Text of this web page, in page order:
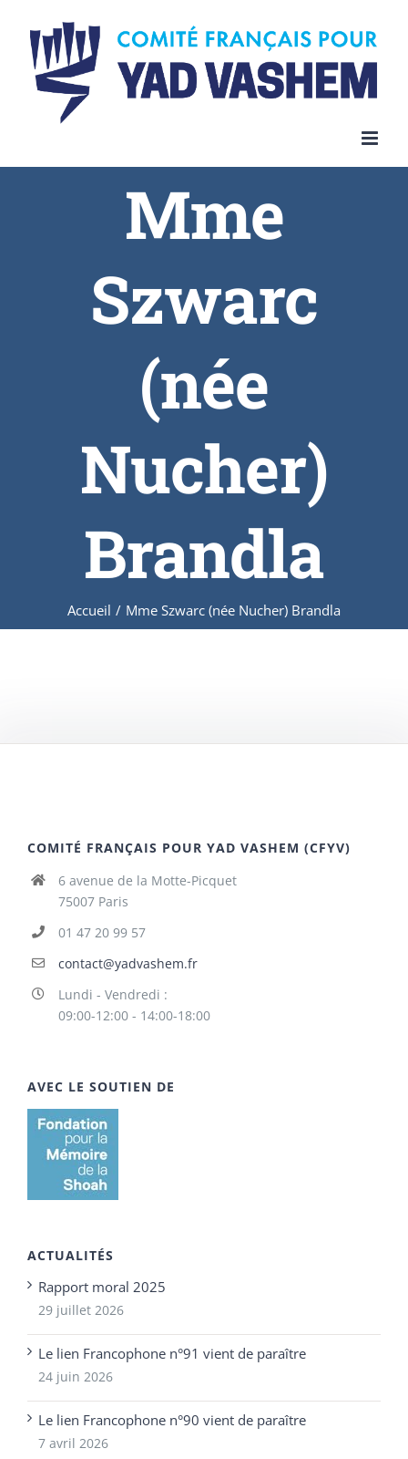
content
Mme
Szwarc
(née
Nucher)
Brandla
Accueil / Mme Szwarc (née Nucher) Brandla
COMITÉ FRANÇAIS POUR YAD VASHEM (CFYV)
6 avenue de la Motte-Picquet
75007 Paris
01 47 20 99 57
contact@yadvashem.fr
Lundi - Vendredi :
09:00-12:00 - 14:00-18:00
AVEC LE SOUTIEN DE
ACTUALITÉS
Rapport moral 2025
29 juillet 2026
Le lien Francophone n°91 vient de paraître
24 juin 2026
Le lien Francophone n°90 vient de paraître
7 avril 2026